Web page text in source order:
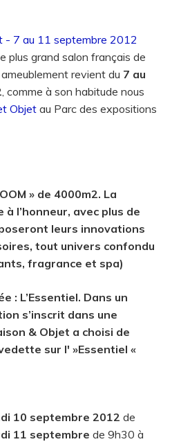
plus grand salon français de
revient du 7 au
, comme à son habitude nous
Objetau Parc des expositions
» de 4000m2. La
l’honneur, avec plus de
leurs innovations
tout univers confondu
fragrance et spa)
: L’Essentiel. Dans un
s’inscrit dans une
& Objet a choisi de
sur l' »Essentiel «
10 septembre 2012 de
11 septembre de 9h30 à